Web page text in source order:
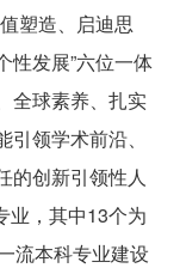
塑造、启迪思
性发展”六位一体
全球素养、扎实
领学术前沿、
的创新引领性人
业，其中13个为
流本科专业建设